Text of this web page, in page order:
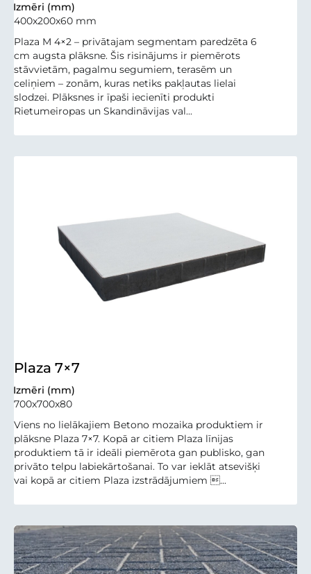
Izmēri (mm)
400x200x60 mm
Plaza M 4×2 – privātajam segmentam paredzēta 6
cm augsta plāksne. Šis risinājums ir piemērots
stāvvietām, pagalmu segumiem, terasēm un
celiņiem – zonām, kuras netiks pakļautas lielai
slodzei. Plāksnes ir īpaši iecienīti produkti
Rietumeiropas un Skandināvijas val...
Plaza 7×7
Izmēri (mm)
700x700x80
Viens no lielākajiem Betono mozaika produktiem ir
plāksne Plaza 7×7. Kopā ar citiem Plaza līnijas
produktiem tā ir ideāli piemērota gan publisko, gan
privāto telpu labiekārtošanai. To var ieklāt atsevišķi
vai kopā ar citiem Plaza izstrādājumiem ...